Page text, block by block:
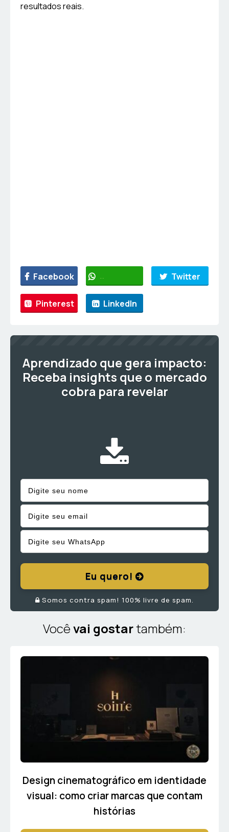
resultados reais.
Facebook WhatsApp Twitter
Pinterest LinkedIn
Aprendizado que gera impacto:
Receba insights que o mercado
cobra para revelar
Eu quero!
Somos contra spam! 100% livre de spam.
Vocêvai gostartambém:
Design cinematográfico em identidade
visual: como criar marcas que contam
histórias